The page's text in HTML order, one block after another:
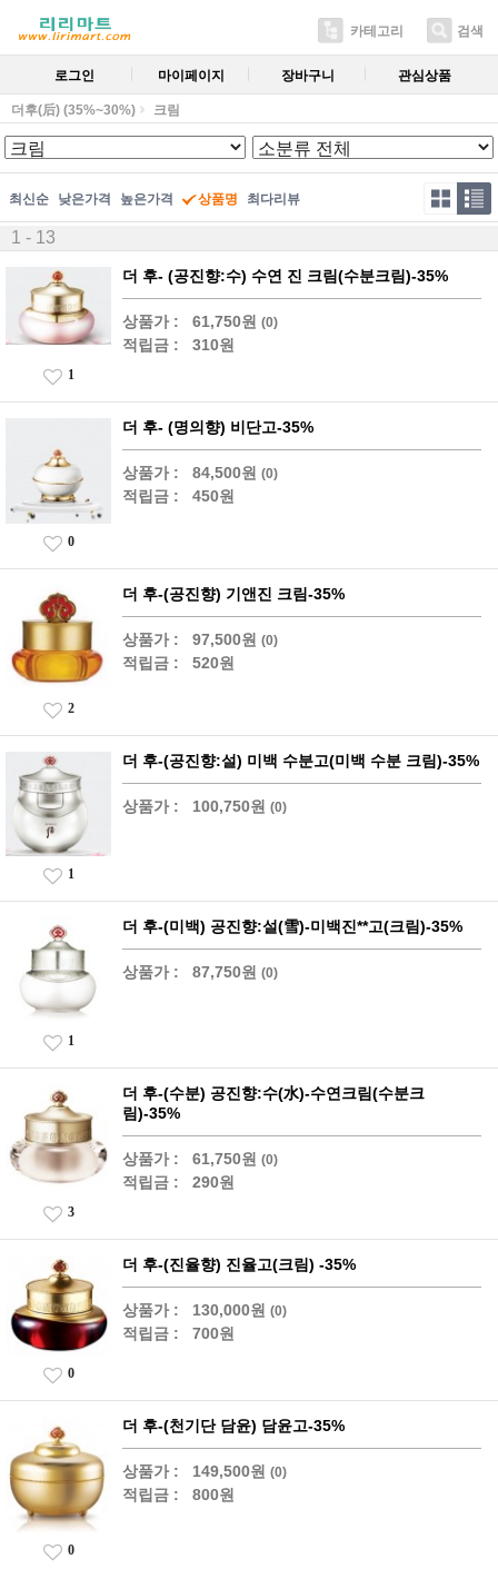
카테고리 검색
로그인 마이페이지 장바구니 관심상품
더후(后) (35%~30%) 크림
최신순 낮은가격 높은가격 상품명 최다리뷰
1 - 13
더 후- (공진향:수) 수연 진 크림(수분크림)-35%
상품가 : 61,750원 (0)
적립금 : 310원
1
더 후- (명의향) 비단고-35%
상품가 : 84,500원 (0)
적립금 : 450원
0
더 후-(공진향) 기앤진 크림-35%
상품가 : 97,500원 (0)
적립금 : 520원
2
더 후-(공진향:설) 미백 수분고(미백 수분 크림)-35%
상품가 : 100,750원 (0)
1
더 후-(미백) 공진향:설(雪)-미백진**고(크림)-35%
상품가 : 87,750원 (0)
1
더 후-(수분) 공진향:수(水)-수연크림(수분크
림)-35%
상품가 : 61,750원 (0)
적립금 : 290원
3
더 후-(진율향) 진율고(크림) -35%
상품가 : 130,000원 (0)
적립금 : 700원
0
더 후-(천기단 담윤) 담윤고-35%
상품가 : 149,500원 (0)
적립금 : 800원
0